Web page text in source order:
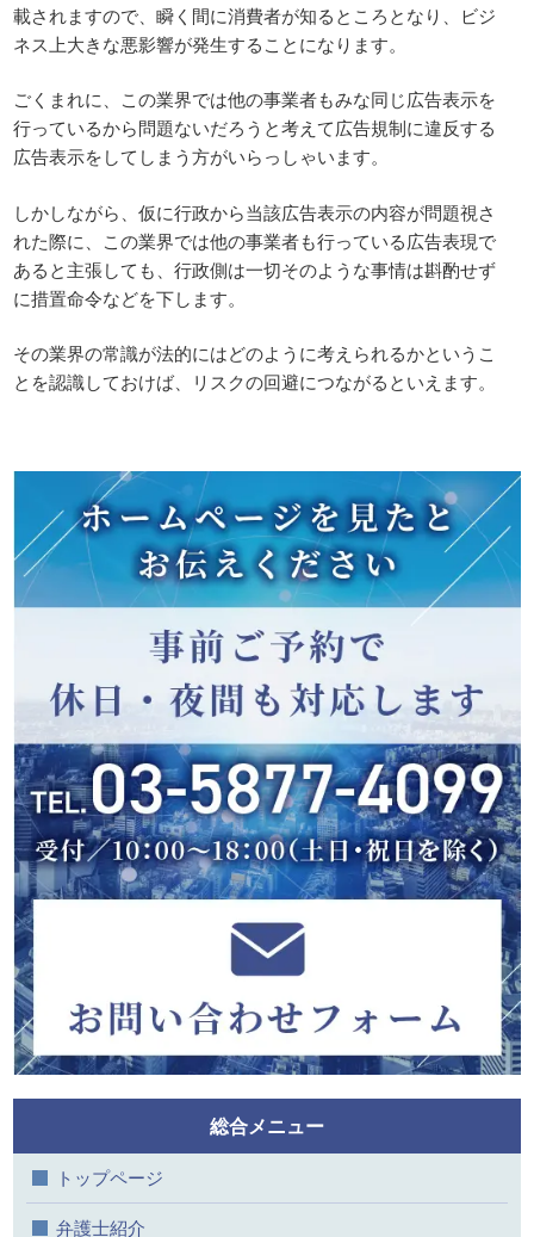
載されますので、瞬く間に消費者が知るところとなり、ビジ
ネス上大きな悪影響が発生することになります。
ごくまれに、この業界では他の事業者もみな同じ広告表示を
行っているから問題ないだろうと考えて広告規制に違反する
広告表示をしてしまう方がいらっしゃいます。
しかしながら、仮に行政から当該広告表示の内容が問題視さ
れた際に、この業界では他の事業者も行っている広告表現で
あると主張しても、行政側は一切そのような事情は斟酌せず
に措置命令などを下します。
その業界の常識が法的にはどのように考えられるかというこ
とを認識しておけば、リスクの回避につながるといえます。
総合メニュー
トップページ
弁護士紹介